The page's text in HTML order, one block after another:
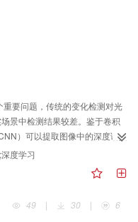
大的重构误差。为了有效均衡
的挑选参数r的方法，能够在不
图像，然后利用拉普拉斯机制
vector machine，
从算法的准确率、召回率、
、SRA与ESRA算法均优于
、LRM（low-rank
法，其中ESRA算法在Faces95
和MM算法的40倍、20倍和1
集大的变化相对稳定，可用性最
护提供了新的指导方法与思
要问题，传统的变化检测对光
景中检测结果较差。鉴于卷积
）可以提取图像中的深度语义
检测模型，通过提取并融合图
VGG（visual geometry group）
别从参考图像和查询图像中提
层的深度特征拼接后送入一个
进行多尺度融合，充分结合高
度学习
49
| 30 | 6